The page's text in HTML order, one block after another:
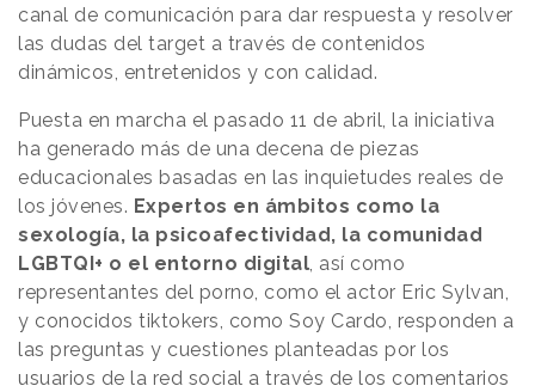
canal de comunicación para dar respuesta y resolver
las dudas del target a través de contenidos
dinámicos, entretenidos y con calidad.
Puesta en marcha el pasado 11 de abril, la iniciativa
ha generado más de una decena de piezas
educacionales basadas en las inquietudes reales de
los jóvenes. Expertos en ámbitos como la
sexología, la psicoafectividad, la comunidad
LGBTQI+ o el entorno digital, así como
representantes del porno, como el actor Eric Sylvan,
y conocidos tiktokers, como Soy Cardo, responden a
las preguntas y cuestiones planteadas por los
usuarios de la red social a través de los comentarios